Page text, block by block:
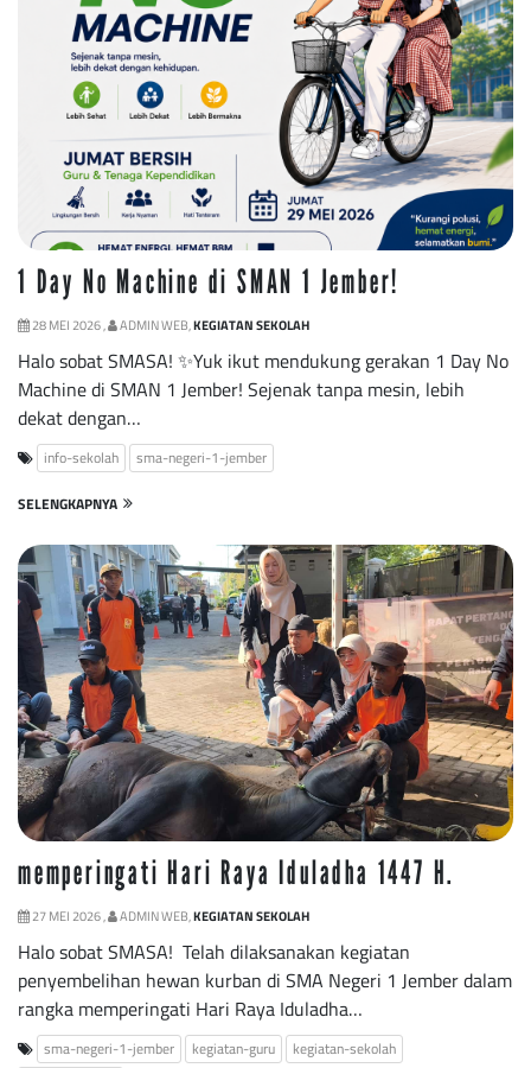
1 Day No Machine di SMAN 1 Jember!
28 MEI 2026 , ADMIN WEB,KEGIATAN SEKOLAH
Halo sobat SMASA! ✨Yuk ikut mendukung gerakan 1 Day No
Machine di SMAN 1 Jember! Sejenak tanpa mesin, lebih
dekat dengan…
info-sekolah sma-negeri-1-jember
SELENGKAPNYA
memperingati Hari Raya Iduladha 1447 H.
27 MEI 2026 , ADMIN WEB,KEGIATAN SEKOLAH
Halo sobat SMASA! Telah dilaksanakan kegiatan
penyembelihan hewan kurban di SMA Negeri 1 Jember dalam
rangka memperingati Hari Raya Iduladha…
sma-negeri-1-jember kegiatan-guru
kegiatan-sekolah